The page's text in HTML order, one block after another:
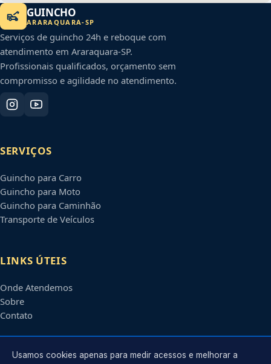
GUINCHO
ARARAQUARA-SP
Serviços de guincho 24h e reboque com
atendimento em Araraquara-SP.
Profissionais qualificados, orçamento sem
compromisso e agilidade no atendimento.
SERVIÇOS
Guincho para Carro
Guincho para Moto
Guincho para Caminhão
Transporte de Veículos
LINKS ÚTEIS
Onde Atendemos
Sobre
Contato
CONTATO
Usamos cookies apenas para medir acessos e melhorar a